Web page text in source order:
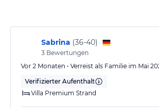
Hinweis: Verfasst von HolidayCheck mit
Angaben ohne Gewähr. Bitte lies vor der
verbindlichenAngebotsdetails
Sabrina (36-40)
3 Bewertungen
Vor 2 Monaten • Verreist als Familie im Mai
Verifizierter Aufenthalt
Villa Premium Strand